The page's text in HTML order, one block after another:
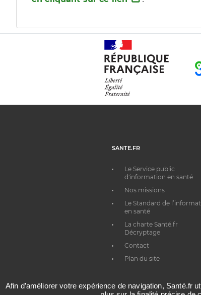
SANTE.FR
Le Service public
d'information en santé
Nos missions
Le Standard de
en santé
La charte Santé.fr
Décryptage
Contact
Plan du site
Afin d’améliorer votre expérience de navigation,